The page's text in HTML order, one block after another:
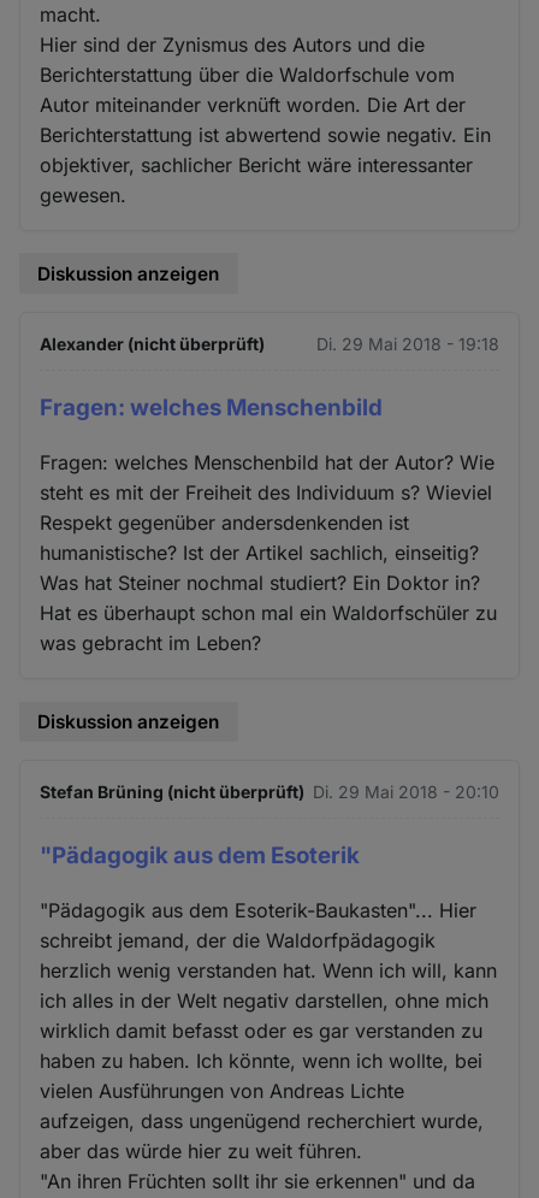
macht.
Hier sind der Zynismus des Autors und die
Berichterstattung über die Waldorfschule vom
Autor miteinander verknüft worden. Die Art der
Berichterstattung ist abwertend sowie negativ. Ein
objektiver, sachlicher Bericht wäre interessanter
gewesen.
Diskussion anzeigen
Alexander (nicht überprüft) Di. 29 Mai 2018 - 19:18
Fragen: welches Menschenbild
Fragen: welches Menschenbild hat der Autor? Wie
steht es mit der Freiheit des Individuum s? Wieviel
Respekt gegenüber andersdenkenden ist
humanistische? Ist der Artikel sachlich, einseitig?
Was hat Steiner nochmal studiert? Ein Doktor in?
Hat es überhaupt schon mal ein Waldorfschüler zu
was gebracht im Leben?
Diskussion anzeigen
Stefan Brüning (nicht überprüft) Di. 29 Mai 2018 - 20:10
"Pädagogik aus dem Esoterik
"Pädagogik aus dem Esoterik-Baukasten"... Hier
schreibt jemand, der die Waldorfpädagogik
herzlich wenig verstanden hat. Wenn ich will, kann
ich alles in der Welt negativ darstellen, ohne mich
wirklich damit befasst oder es gar verstanden zu
haben zu haben. Ich könnte, wenn ich wollte, bei
vielen Ausführungen von Andreas Lichte
aufzeigen, dass ungenügend recherchiert wurde,
aber das würde hier zu weit führen.
"An ihren Früchten sollt ihr sie erkennen" und da